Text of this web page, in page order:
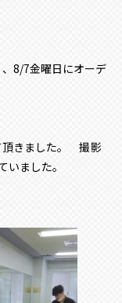
8/7金曜日にオーデ
頂きました。 撮影
ました。